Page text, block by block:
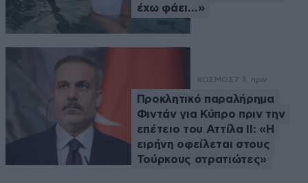
έχω φάει…»
ΚΟΣΜΟΣ7 λ. πριν
Προκλητικό παραλήρημα
Φιντάν για Κύπρο πριν την
επέτειο του Αττίλα ΙΙ: «Η
ειρήνη οφείλεται στους
Τούρκους στρατιώτες»